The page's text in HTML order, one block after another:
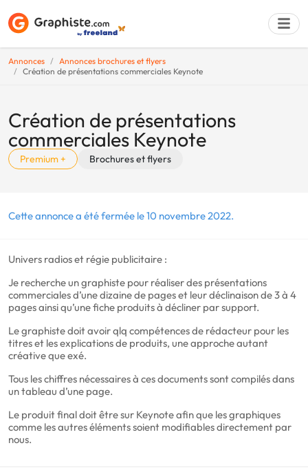
Annonces
Annonces brochures et flyers
Création de présentations commerciales Keynote
Création de présentations
commerciales Keynote
Premium + Brochures et flyers
Cette annonce a été fermée le 10 novembre 2022.
Univers radios et régie publicitaire :
Je recherche un graphiste pour réaliser des présentations
commerciales d’une dizaine de pages et leur déclinaison de 3 à 4
pages ainsi qu’une fiche produits à décliner par support.
Le graphiste doit avoir qlq compétences de rédacteur pour les
titres et les explications de produits, une approche autant
créative que exé.
Tous les chiffres nécessaires à ces documents sont compilés dans
un tableau d’une page.
Le produit final doit être sur Keynote afin que les graphiques
comme les autres éléments soient modifiables directement par
nous.